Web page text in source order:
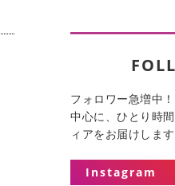
フォロワー急増中
中心に、ひとり時
ィアをお届けします
Instagram